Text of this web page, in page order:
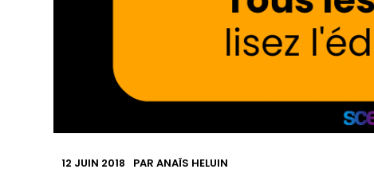
12 JUIN 2018 PARANAÏS HELUIN